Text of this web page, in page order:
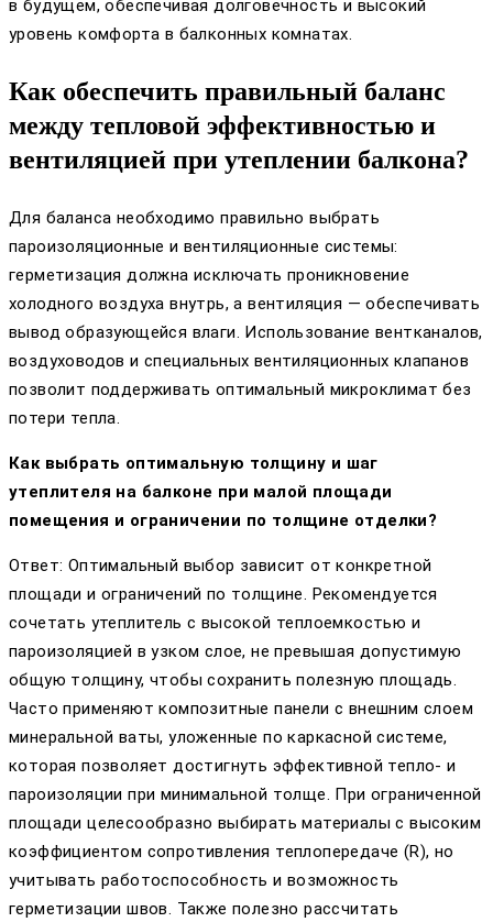
в будущем, обеспечивая долговечность и высокий
уровень комфорта в балконных комнатах.
Как обеспечить правильный баланс
между тепловой эффективностью и
вентиляцией при утеплении балкона?
Для баланса необходимо правильно выбрать
пароизоляционные и вентиляционные системы:
герметизация должна исключать проникновение
холодного воздуха внутрь, а вентиляция — обеспечивать
вывод образующейся влаги. Использование вентканалов,
воздуховодов и специальных вентиляционных клапанов
позволит поддерживать оптимальный микроклимат без
потери тепла.
Как выбрать оптимальную толщину и шаг
утеплителя на балконе при малой площади
помещения и ограничении по толщине отделки?
Ответ: Оптимальный выбор зависит от конкретной
площади и ограничений по толщине. Рекомендуется
сочетать утеплитель с высокой теплоемкостью и
пароизоляцией в узком слое, не превышая допустимую
общую толщину, чтобы сохранить полезную площадь.
Часто применяют композитные панели с внешним слоем
минеральной ваты, уложенные по каркасной системе,
которая позволяет достигнуть эффективной тепло- и
пароизоляции при минимальной толще. При ограниченной
площади целесообразно выбирать материалы с высоким
коэффициентом сопротивления теплопередаче (R), но
учитывать работоспособность и возможность
герметизации швов. Также полезно рассчитать